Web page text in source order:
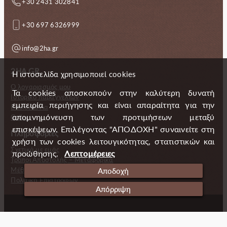
+30 697 6326999
info@2ha.gr
2HA.GR
Ο λογαριασμός μου
Ιστορικό παραγγελιών
Επικοινωνία
Gallery
Πληροφορίες
Σχετικά με εμάς
Τρόποι Αποστολής – Μεταφορικά
Μέθοδοι πληρωμής
Πολιτική Επιστροφών
Copyright (c) 2024 2 Handmade Aprons
Η ιστοσελίδα χρησιμοποιεί cookies
Τα cookies αποσκοπούν στην καλύτερη δυνατή
εμπειρία περιήγησης και είναι απαραίτητα για την
απομνημόνευση των προτιμήσεων μεταξύ
επισκέψεων. Επιλέγοντας "ΑΠΟΔΟΧΗ" συναινείτε στη
χρήση των cookies λειτουγικότητας, στατιστικών και
προώθησης.
Λεπτομέρειες
Αποδοχή
Απόρριψη